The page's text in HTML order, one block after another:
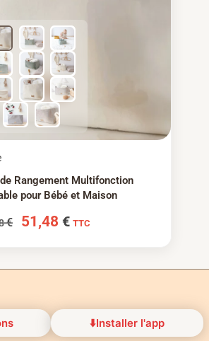
Rangement Multifonction
pour Bébé et Maison
€ 51,48 € TTC
⬇️Installer l'app